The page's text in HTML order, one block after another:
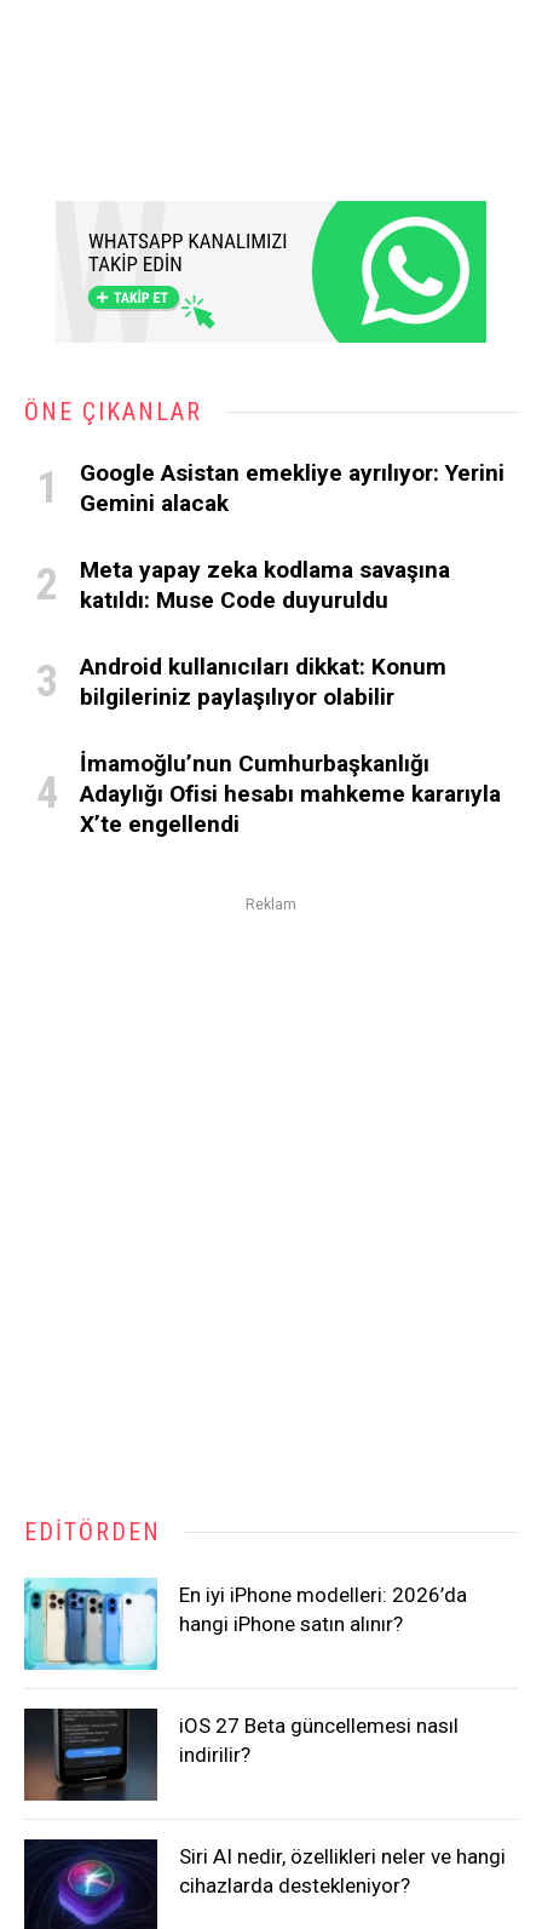
ÖNE ÇIKANLAR
Google Asistan emekliye ayrılıyor: Yerini
Gemini alacak
Meta yapay zeka kodlama savaşına
katıldı: Muse Code duyuruldu
Android kullanıcıları dikkat: Konum
bilgileriniz paylaşılıyor olabilir
İmamoğlu’nun Cumhurbaşkanlığı
Adaylığı Ofisi hesabı mahkeme kararıyla
X’te engellendi
Reklam
EDITÖRDEN
En iyi iPhone modelleri: 2026’da
hangi iPhone satın alınır?
iOS 27 Beta güncellemesi nasıl
indirilir?
Siri AI nedir, özellikleri neler ve hangi
cihazlarda destekleniyor?